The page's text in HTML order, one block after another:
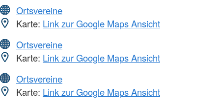
Ortsvereine
Karte: Link zur Google Maps Ansicht
Ortsvereine
Karte: Link zur Google Maps Ansicht
Ortsvereine
Karte: Link zur Google Maps Ansicht